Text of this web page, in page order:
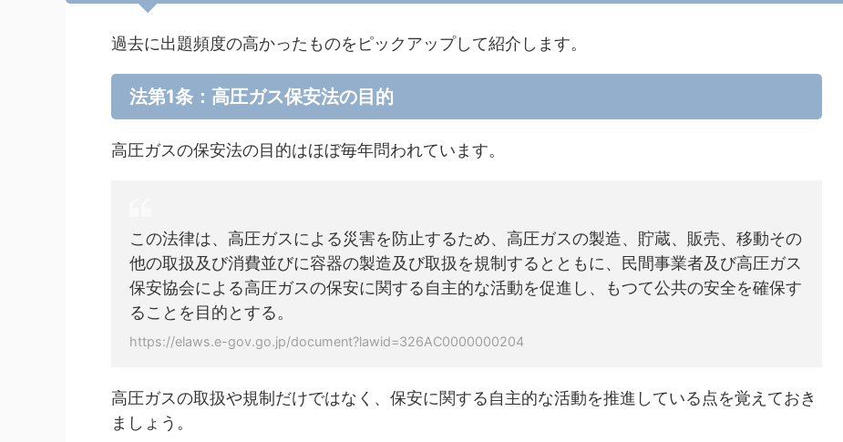
過去に出題頻度の高かったものをピックアップして紹介します。
法第1条：高圧ガス保安法の目的
高圧ガスの保安法の目的はほぼ毎年問われています。
この法律は、高圧ガスによる災害を防止するため、高圧ガスの製造、貯蔵、販売、移動その
他の取扱及び消費並びに容器の製造及び取扱を規制するとともに、民間事業者及び高圧ガス
保安協会による高圧ガスの保安に関する自主的な活動を促進し、もつて公共の安全を確保す
ることを目的とする。
https://elaws.e-gov.go.jp/document?lawid=326AC0000000204
高圧ガスの取扱や規制だけではなく、保安に関する自主的な活動を推進している点を覚えておき
ましょう。